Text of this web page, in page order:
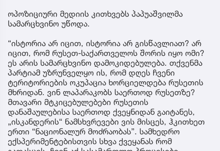
ოპოზიციური მედიის კითხვებს პაპუაშვილმა
სამარცხვინო უწოდა.
“ისტორია არ იცით, ისტორია არ გისწავლიათ? არ
იცით, რომ რუსეთ-საქართველოს შორის იყო ომი?
ეს არის სამარცხვინო დამოკიდებულება. თქვენმა
პარტიამ უზრუნველყო ის, რომ დღეს ჩვენი
ტერიტორიების ოკუპაცია ხორციელდება რუსეთის
მხრიდან. ვინ ლაპარაკობს საერთოდ რუსეთზე?
მთავარი მტკიცებულებები რუსეთის
დანაშაულებისა საერთოდ ქვეყნიდან გაიტანეს,
„ისკანდერის“ ნამსხვრევები ვის მისცეს, ჰკითხეთ
ერთი “ნაციონალურ მოძრაობას”. სამხედრო
ექსპერიმენტებისთვის სხვა ქვეყანას რომ